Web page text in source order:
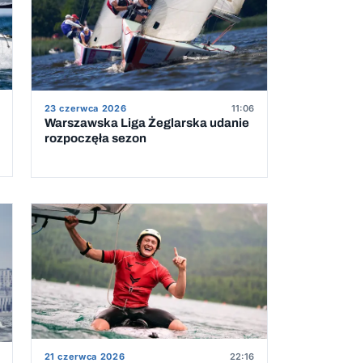
23 czerwca 2026 11:06
Warszawska Liga Żeglarska udanie
rozpoczęła sezon
21 czerwca 2026 22:16